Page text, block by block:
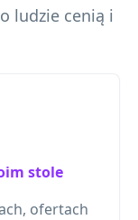
ludzie cenią i
stole
ofertach